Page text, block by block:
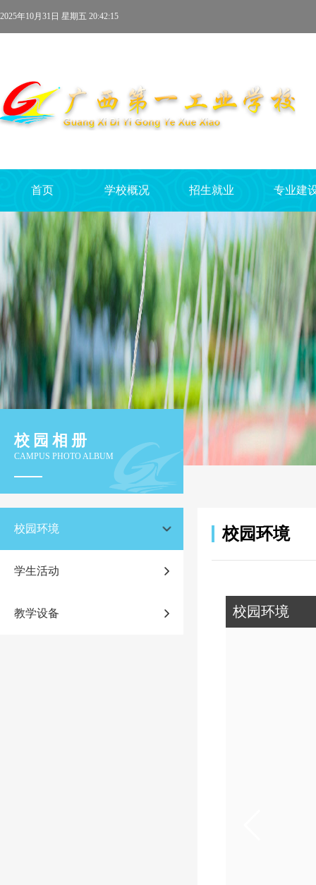
2025年10月31日 星期五 20:42:15
首页 学校概况 招生就业 专业建
校园相册
CAMPUS PHOTO ALBUM
校园环境
学生活动
教学设备
校园环境
校园环境